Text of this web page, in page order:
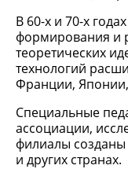
В 60-х и 70-х
формирования и
теоретических
технологий
Франции, Японии,
Специальные
ассоциации,
филиалы созданы
и других странах.